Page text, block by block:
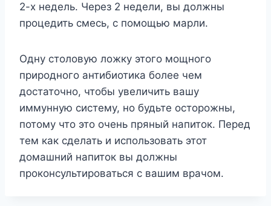
2-х недель. Через 2 недели, вы должны
процедить смесь, с помощью марли.
Одну столовую ложку этого мощного
природного антибиотика более чем
достаточно, чтобы увеличить вашу
иммунную систему, но будьте осторожны,
потому что это очень пряный напиток. Перед
тем как сделать и использовать этот
домашний напиток вы должны
проконсультироваться с вашим врачом.